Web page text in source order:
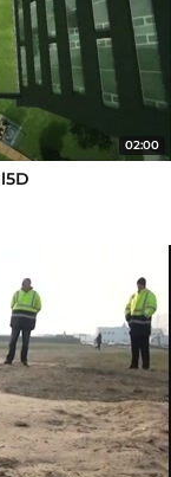
02:00